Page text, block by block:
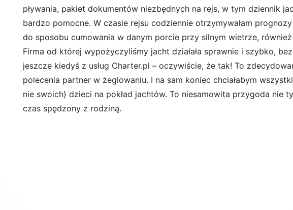
pływania, pakiet dokumentów niezbędnych na rejs, w tym dziennik
bardzo pomocne. W czasie rejsu codziennie otrzymywałam
do sposobu cumowania w danym porcie przy silnym wietrze,
Firma od której wypożyczyliśmy jacht działała sprawnie i szybko,
jeszcze kiedyś z usług Charter.pl – oczywiście, że tak! To
polecenia partner w żeglowaniu. I na sam koniec chciałabym
nie swoich) dzieci na pokład jachtów. To niesamowita przygoda nie
czas spędzony z rodziną.